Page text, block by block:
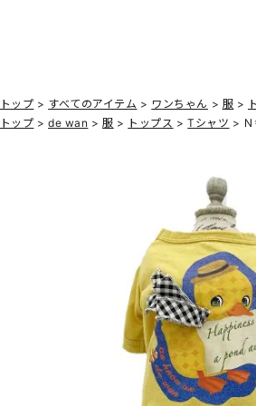
ップ すべてのアイテム ワンちゃん 服
ップ
de wan 服 トップス Tシャツ